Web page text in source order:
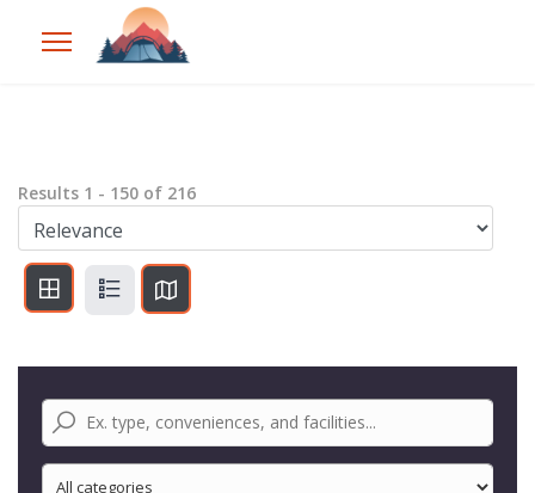
Results 1 - 150 of 216